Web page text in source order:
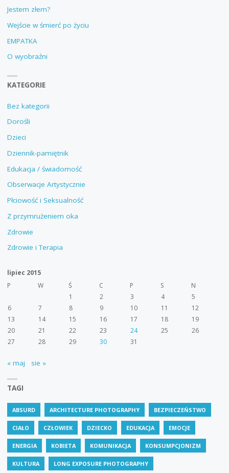
Jestem złem?
Wejście w śmierć po życiu
EMPATKA
O wyobraźni
KATEGORIE
Bez kategorii
Dorośli
Dzieci
Dziennik-pamiętnik
Edukacja / świadomość
Obserwacje Artystycznie
Płciowość i Seksualność
Z przymrużeniem oka
Zdrowie
Zdrowie i Terapia
lipiec 2015
P
W Ś C P S
N
1
2 3 4
5
6
7 8 9 10 11
12
13
14 15 16 17 18
19
20
21 22 23 24 25
26
27
28 29 30 31
« maj sie »
TAGI
ABSURD ARCHITECTURE PHOTOGRAPHY BEZPIECZEŃSTWO
CIAŁO CZŁOWIEK DZIECKO EDUKACJA EMOCJE
ENERGIA KOBIETA KOMUNIKACJA KONSUMPCJONIZM
KULTURA LONG EXPOSURE PHOTOGRAPHY